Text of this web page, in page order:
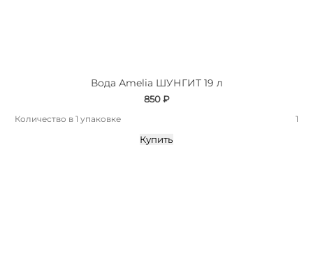
Вода Аmelia ШУНГИТ 19 л
850 ₽
Количество в 1 упаковке 1
Купить